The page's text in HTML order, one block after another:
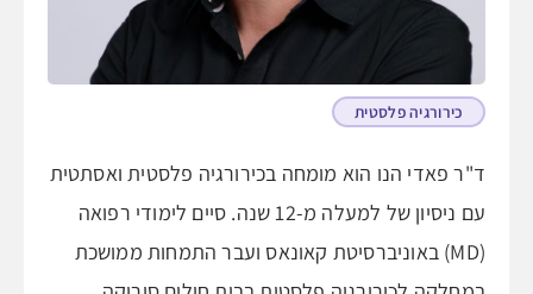
כירורגיה פלסטית
ד"ר פאדי הנו הוא מומחה בכירורגיה פלסטית ואסתטית
עם ניסיון של למעלה מ-12 שנה. סיים לימודי רפואה
(MD) באוניברסיטת קאונאס ועבר התמחות ממושכת